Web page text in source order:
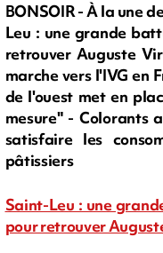
BONSOIR - À la une
Leu : une grande
retrouver Auguste
marche vers l'IVG en
de l'ouest met en
mesure" - Colorants
satisfaire les
pâtissiers
Saint-Leu : une
pour retrouver